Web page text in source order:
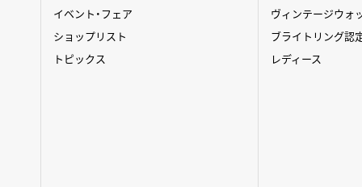
イベント・フェア
ショップリスト
トピックス
ヴィンテージウォ
ブライトリング認
レディース